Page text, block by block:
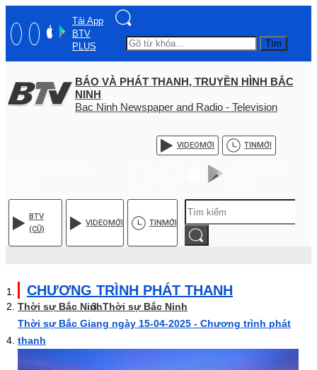
Tải App
BTV
PLUS
Tìm
BÁO VÀ PHÁT THANH, TRUYỀN HÌNH BẮC
NINH
Bac Ninh Newspaper and Radio - Television
VIDEOMỚI TINMỚI
BTV
(CŨ)
VIDEOMỚI TINMỚI
CHƯƠNG TRÌNH PHÁT THANH
Thời sự Bắc NinhThời sự Bắc Ninh
Thời sự Bắc Giang ngày 15-04-2025 - Chương trình phát
thanh